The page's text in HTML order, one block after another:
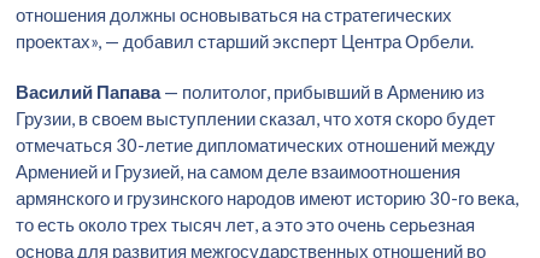
отношения должны основываться на стратегических
проектах», — добавил старший эксперт Центра Орбели.
Василий Папава— политолог, прибывший в Армению из
Грузии, в своем выступлении сказал, что хотя скоро будет
отмечаться 30-летие дипломатических отношений между
Арменией и Грузией, на самом деле взаимоотношения
армянского и грузинского народов имеют историю 30-го века,
то есть около трех тысяч лет, а это это очень серьезная
основа для развития межгосударственных отношений во